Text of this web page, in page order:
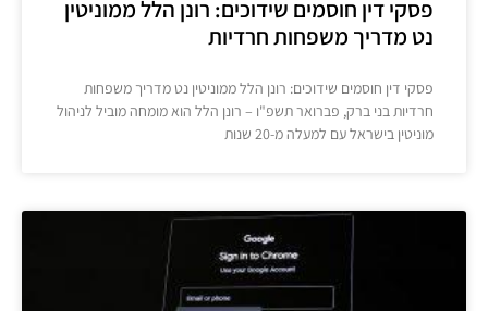
פסקי דין חוסמים שידוכים: רונן הלל ממוניטין
נט מדריך משפחות חרדיות
פסקי דין חוסמים שידוכים: רונן הלל ממוניטין נט מדריך משפחות
חרדיות בני ברק, פברואר תשפ"ו – רונן הלל הוא מומחה מוביל לניהול
מוניטין בישראל עם למעלה מ-20 שנות